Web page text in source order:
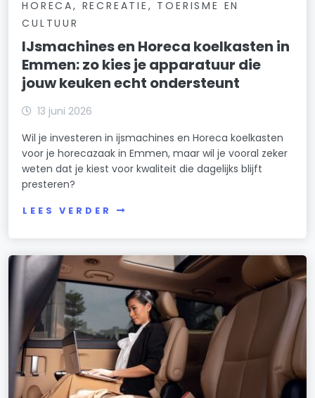
HORECA, RECREATIE, TOERISME EN
CULTUUR
IJsmachines en Horeca koelkasten in
Emmen: zo kies je apparatuur die
jouw keuken echt ondersteunt
13 juni 2026
Wil je investeren in ijsmachines en Horeca koelkasten
voor je horecazaak in Emmen, maar wil je vooral zeker
weten dat je kiest voor kwaliteit die dagelijks blijft
presteren?
LEES VERDER